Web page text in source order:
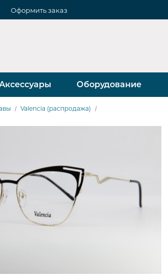
Оформить заказ
Оборудование
Valencia (распродажа)